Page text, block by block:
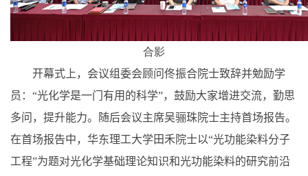
合影
开幕式上，会议组委会顾问佟振合院士致辞并勉励学
员：“光化学是一门有用的科学”，鼓励大家增进交流，勤思
多问，提升能力。随后会议主席吴骊珠院士主持首场报告。
在首场报告中，华东理工大学田禾院士以“光功能染料分子
工程”为题对光化学基础理论知识和光功能染料的研究前沿